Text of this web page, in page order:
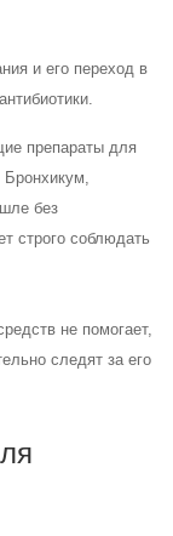
и его переход в
препараты для
Бронхикум,
без
строго соблюдать
не помогает,
следят за его